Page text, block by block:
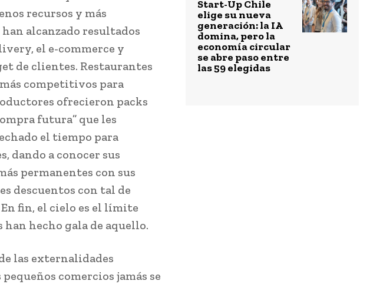
recursos y más
alcanzado resultados
el e-commerce y
de clientes. Restaurantes
competitivos para
ofrecieron packs
futura” que les
el tiempo para
dando a conocer sus
permanentes con sus
descuentos con tal de
fin, el cielo es el límite
hecho gala de aquello.
las externalidades
comercios jamás se
Start-Up Chile
elige su nueva
generación: la IA
domina, pero la
economía circular
se abre paso entre
las 59 elegidas